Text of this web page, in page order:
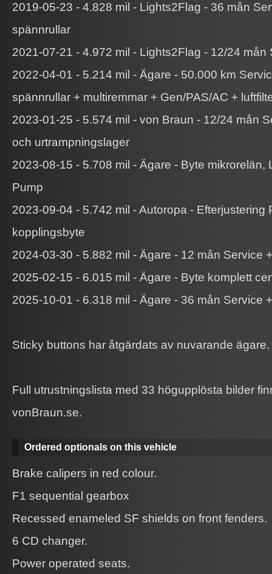
2019-05-23 - 4.828 mil - Lights2Flag - 36 mån
spännrullar
2021-07-21 - 4.972 mil - Lights2Flag - 12/24 mån
2022-04-01 - 5.214 mil - Ägare - 50.000 km
spännrullar + multiremmar + Gen/PAS/AC +
2023-01-25 - 5.574 mil - von Braun - 12/24 mån
och urtrampningslager
2023-08-15 - 5.708 mil - Ägare - Byte mikrorelän,
Pump
2023-09-04 - 5.742 mil - Autoropa - Efterjustering
kopplingsbyte
2024-03-30 - 5.882 mil - Ägare - 12 mån Service
2025-02-15 - 6.015 mil - Ägare - Byte komplett
2025-10-01 - 6.318 mil - Ägare - 36 mån Service
Sticky buttons har åtgärdats av nuvarande ägare.
Full utrustningslista med 33 högupplösta bilder
vonBraun.se.
Ordered optionals on this vehicle
Brake calipers in red colour.
F1 sequential gearbox
Recessed enameled SF shields on front fenders.
6 CD changer.
Power operated seats.